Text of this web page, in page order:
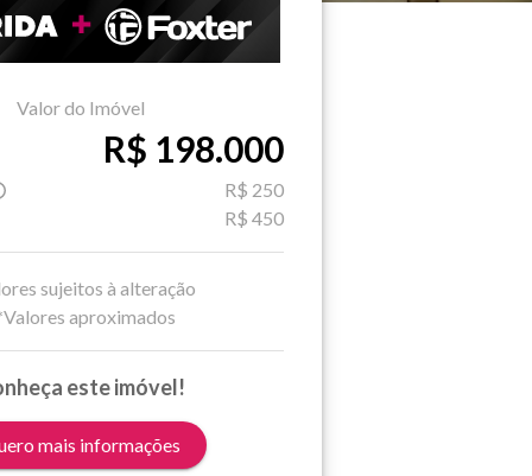
Valor do Imóvel
R$ 198.000
R$ 250
R$ 450
sujeitos à alteração
aproximados
este imóvel!
mais informações